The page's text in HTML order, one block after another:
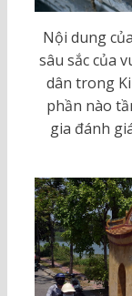
Nội dung
sâu sắc của
dân trong
phần nào
gia đánh